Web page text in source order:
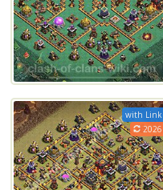
with Link
2026